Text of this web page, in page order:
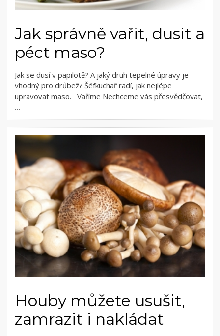
Jak správně vařit, dusit a
péct maso?
Jak se dusí v papilotě? A jaký druh tepelné úpravy je
vhodný pro drůbež? Šéfkuchař radí, jak nejlépe
upravovat maso. Vaříme Nechceme vás přesvědčovat,
…
Houby můžete usušit,
zamrazit i nakládat